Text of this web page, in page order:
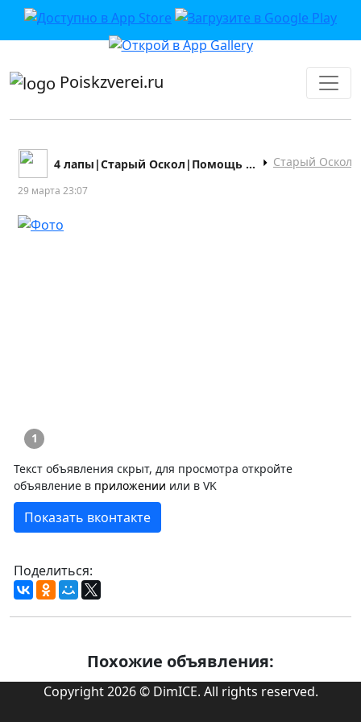
приложении или в VK">
Poiskzverei.ru
4 лапы|Старый Оскол|Помощь бездомным животным Старый Оскол
29 марта 23:07
1
Текст объявления скрыт, для просмотра откройте
объявление в приложении или в VK
Показать вконтакте
Поделиться:
Похожие объявления:
Copyright 2026 © DimICE. All rights reserved.